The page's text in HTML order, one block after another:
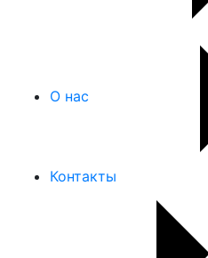
О нас
Контакты